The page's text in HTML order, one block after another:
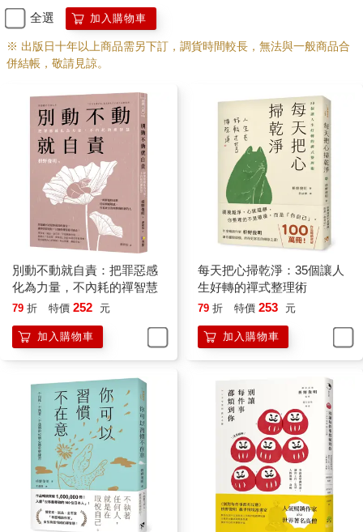
於自己的時間也沒有的話，請打開窗戶，讓外頭新鮮的空氣進
來，然後深呼吸。人在煩躁不安時，呼吸通常既急促又淺短。當
你專心用丹田呼吸，讓空氣從胸口往腹部降下去，便能讓心情平
靜下來。
來，抬頭仰望天空也行。
你有多久沒有抬頭看看天空了呢？
現代人盯著電腦或手機看的時間很長，很少有機會抬頭仰望天
空。長期下來，容易讓心靈越來越封閉。
有些人或許會感到懷疑：「抬頭仰望天空真的有用嗎？」你就當
作被騙，相信我這一次，抬頭看看天空吧。當你仰望遼闊無際的
天空時，相信蔚藍的天空能替你拂拭內心沉積已久的塵埃。那些
「早知道該那樣做」、「我為什麼沒那樣做」的懊悔，也會漸漸
淡去。
能讓你對自己說：「過去的事情已經無法改變，好好把握現在，
努力活在當下吧。」
有句禪語說：「誰家無明月清風。」意思是世上沒有一戶人家是
沒有明月與清風的。天空也是一樣，這些都是大自然賜予每個人
的恩惠與救贖，我們沒有理由不接受那分美好。
除了天空，禪學也非常重視月亮。因為月亮象徵著「覺悟」，月
的存在是如此的純潔耀眼、一塵不染。
我們的內心，換句話說「真實的自己」，也應該如月亮一般，保
持原有純潔明亮的模樣。然而，我們的內心經常被自我、妄想與
執著層層覆蓋，要清除這些情緒並不容易。如果我們的眼中只看
得到負面的世界，這些自我與執著會變得越來越牢固。我將這樣
的狀態稱為「心靈的肥胖症」。因此，我們才需要不時地仰望明
月，提醒自己回歸本來擁有的純潔之心。
含有「月」的禪語也非常多。
比方說，「水急不流月」，指的是水流再怎麼湍急，也不會把映
在水面的月亮給帶走。同樣的道理，無論身處何種處境，我們內
全選 加入購物車
※ 出版日十年以上商品需另下訂，調貨時間較長，無法與一般商品合
併結帳，敬請見諒。
別動不動就自責：把罪惡感
化為力量，不內耗的禪智慧
79 折 特價 252 元
加入購物車
每天把心掃乾淨：35個讓人
生好轉的禪式整理術
79 折 特價 253 元
加入購物車